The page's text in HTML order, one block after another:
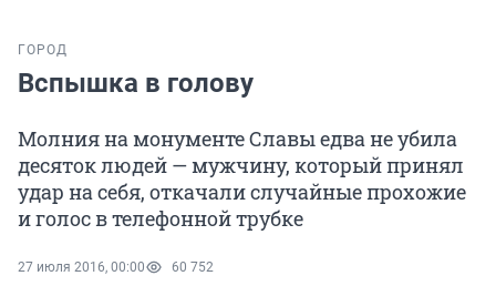
ГОРОД
Вспышка в голову
Молния на монументе Славы едва не убила
десяток людей — мужчину, который принял
удар на себя, откачали случайные прохожие
и голос в телефонной трубке
27 июля 2016, 00:00 60 752